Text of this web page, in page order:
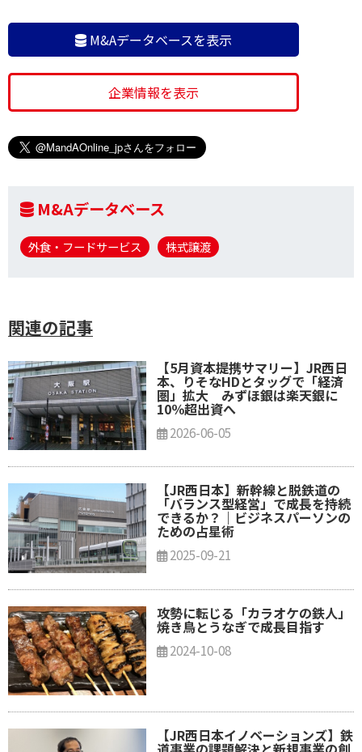
M&Aデータベースを表示
企業情報を表示
M&Aデータベース
外食・フードサービス 株式譲渡
関連の記事
【5月資本提携サマリー】JR西日
本、りそなHDとタッグで「経済
圏」拡大 みずほ銀は楽天銀に
10％超出資へ
2026-06-05
【JR西日本】新幹線と脱鉄道の
「バランス型経営」で成長を持続
できるか？｜ビジネスパーソンの
ための占星術
2025-09-21
攻勢に転じる「カラオケの鉄人」
焼き鳥とうなぎで成長目指す
2024-10-08
【JR西日本イノベーションズ】鉄